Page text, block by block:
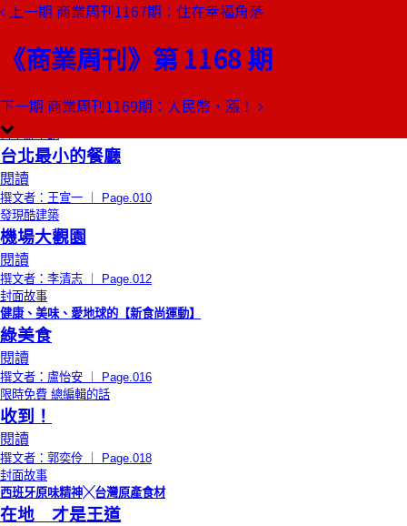
上一期 商業周刊1167期：住在幸福角落
《商業周刊》第 1168 期
下一期 商業周刊1169期：人民幣，漲！
本期目錄
董事長嬉遊記
再來一次
閱讀
撰文者：陶傳正 ｜ Page.008
嘗小鮮筆記
台北最小的餐廳
閱讀
撰文者：王宣一 ｜ Page.010
發現酷建築
機場大觀園
閱讀
撰文者：李清志 ｜ Page.012
封面故事
健康、美味、愛地球的【新食尚運動】
綠美食
閱讀
撰文者：盧怡安 ｜ Page.016
限時免費 總編輯的話
收到！
閱讀
撰文者：郭奕伶 ｜ Page.018
封面故事
西班牙原味精神╳台灣原產食材
在地 才是王道